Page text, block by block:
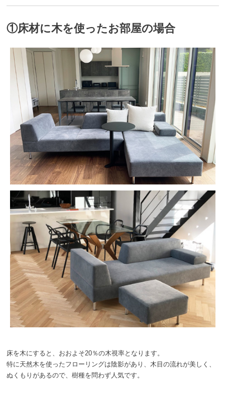
①床材に木を使ったお部屋の場合
床を木にすると、おおよそ20％の木視率となります。
特に天然木を使ったフローリングは陰影があり、木目の流れが美しく、
ぬくもりがあるので、樹種を問わず人気です。